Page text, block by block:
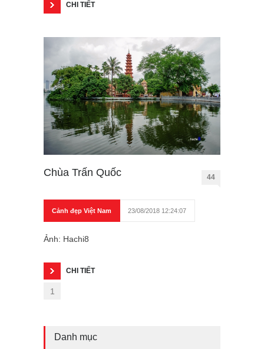
CHI TIẾT
Chùa Trấn Quốc 44
Cảnh đẹp Việt Nam 23/08/2018 12:24:07
Ảnh: Hachi8
CHI TIẾT
1
Danh mục